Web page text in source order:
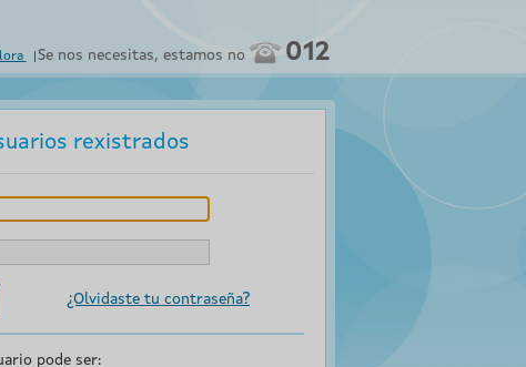
Se nos necesitas, estamos no 012
rexistrados
¿Olvidaste tu contraseña?
pode ser: